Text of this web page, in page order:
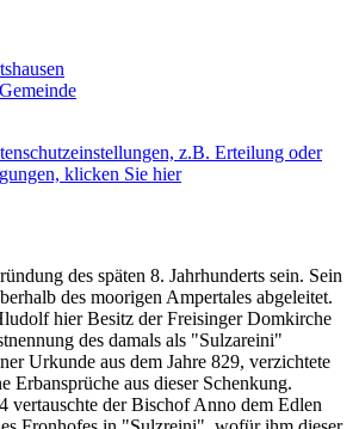
z.B. Erteilung oder
klicken Sie hier
des späten 8. Jahrhunderts sein. Sein
des moorigen Ampertales abgeleitet.
hier Besitz der Freisinger Domkirche
des damals als "Sulzareini"
Urkunde aus dem Jahre 829, verzichtete
Erbansprüche aus dieser Schenkung.
vertauschte der Bischof Anno dem Edlen